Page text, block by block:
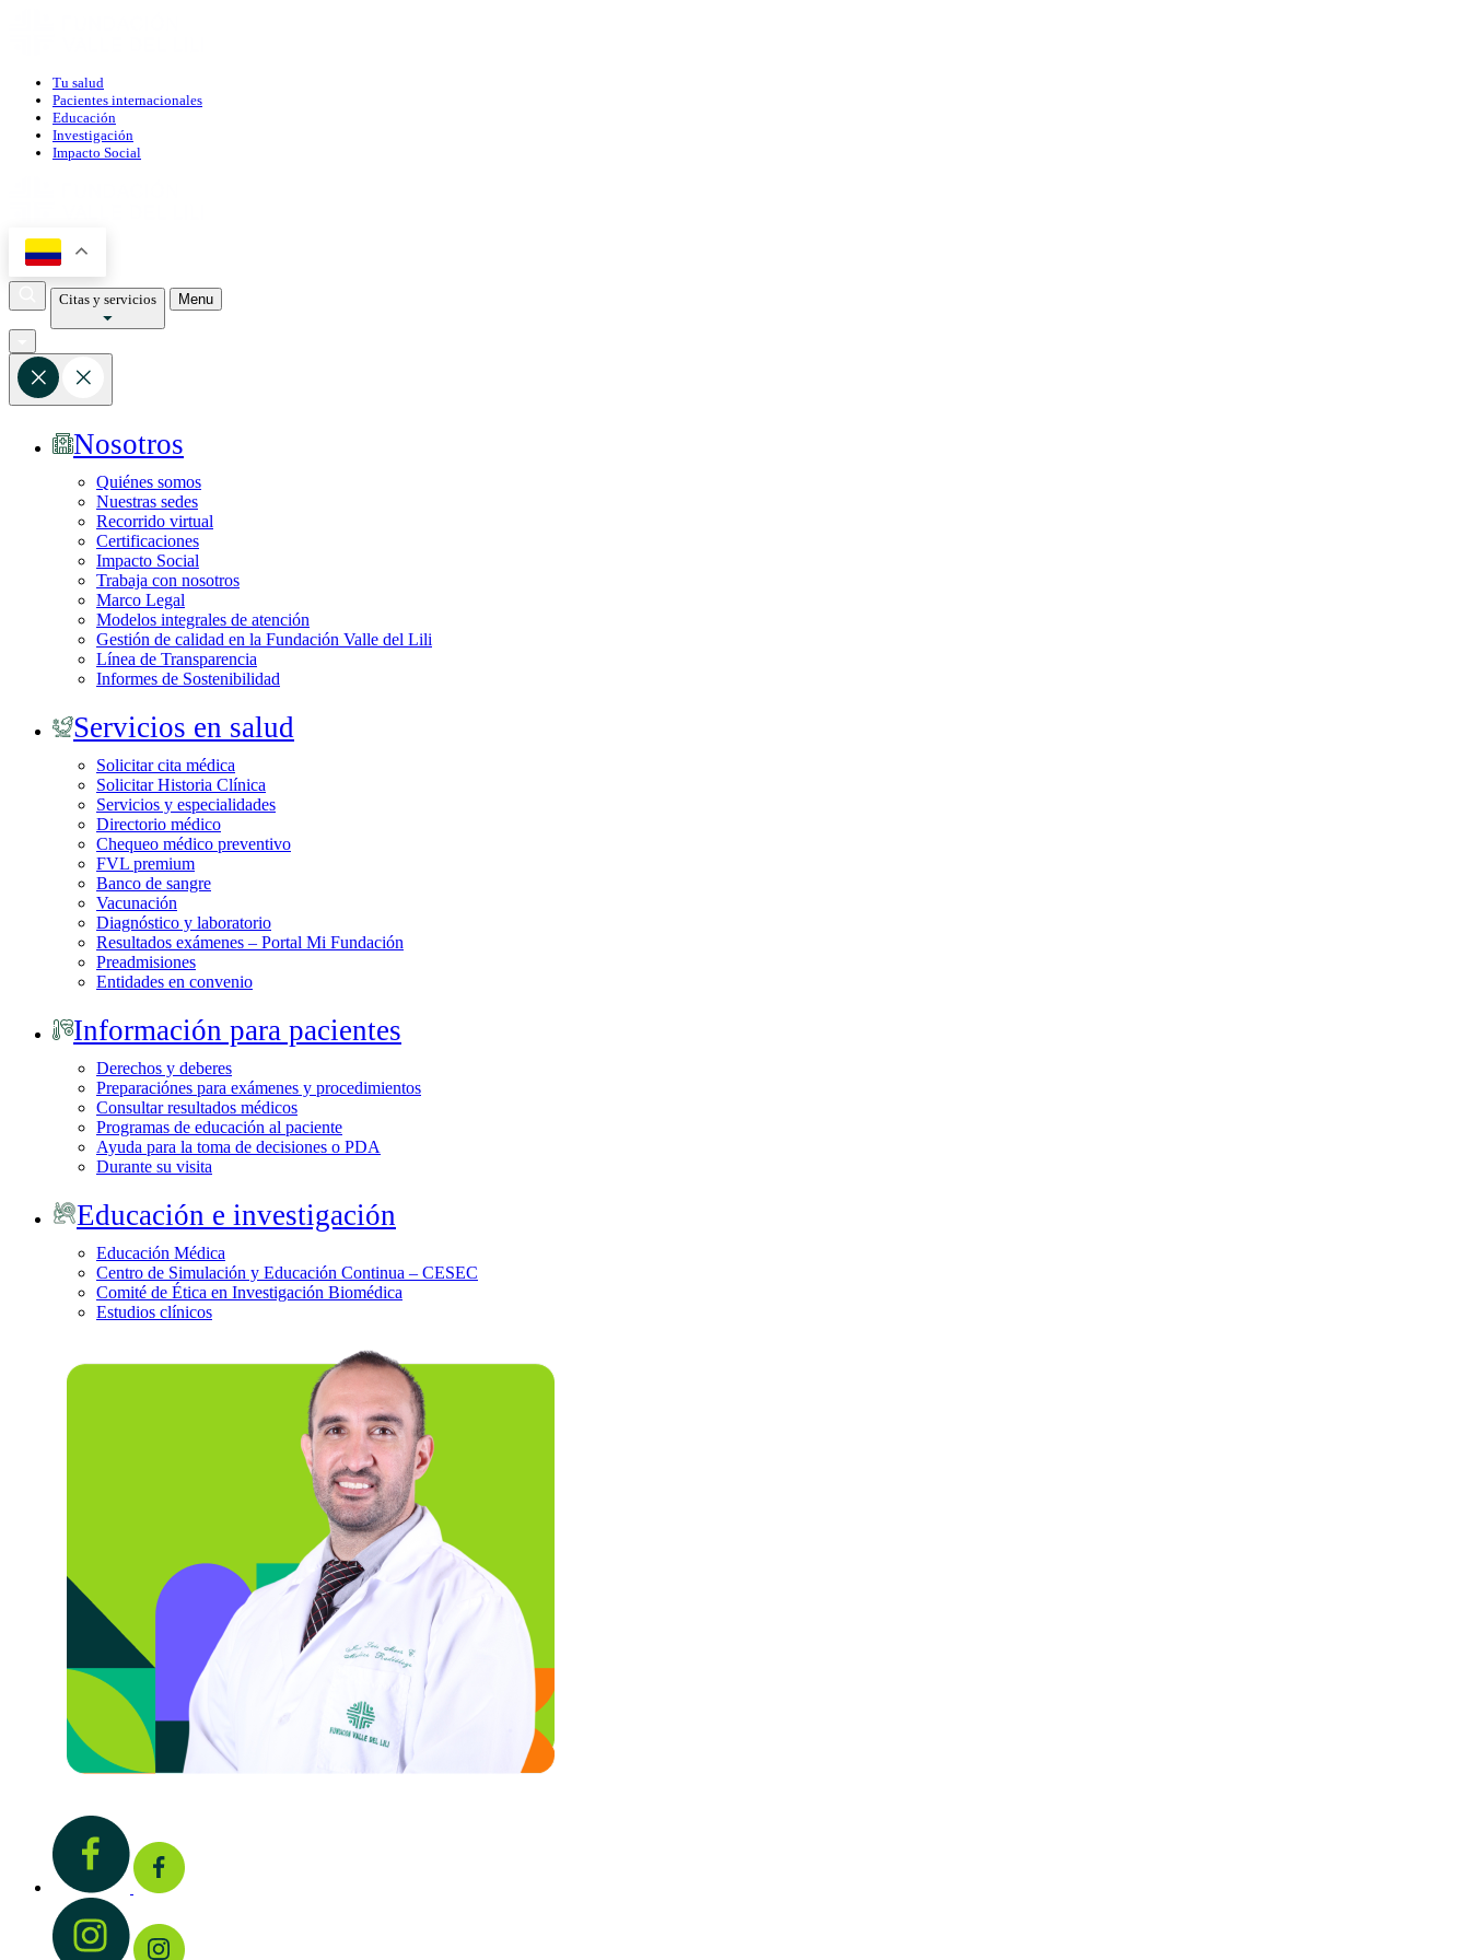
Tu salud
Pacientes internacionales
Educación
Investigación
Impacto Social
Citas y servicios Menu
Nosotros
Quiénes somos
Nuestras sedes
Recorrido virtual
Certificaciones
Impacto Social
Trabaja con nosotros
Marco Legal
Modelos integrales de atención
Gestión de calidad en la Fundación Valle del Lili
Línea de Transparencia
Informes de Sostenibilidad
Servicios en salud
Solicitar cita médica
Solicitar Historia Clínica
Servicios y especialidades
Directorio médico
Chequeo médico preventivo
FVL premium
Banco de sangre
Vacunación
Diagnóstico y laboratorio
Resultados exámenes – Portal Mi Fundación
Preadmisiones
Entidades en convenio
Información para pacientes
Derechos y deberes
Preparaciónes para exámenes y procedimientos
Consultar resultados médicos
Programas de educación al paciente
Ayuda para la toma de decisiones o PDA
Durante su visita
Educación e investigación
Educación Médica
Centro de Simulación y Educación Continua – CESEC
Comité de Ética en Investigación Biomédica
Estudios clínicos